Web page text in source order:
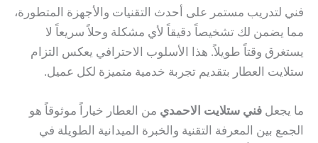
فني لتدريب مستمر على أحدث التقنيات والأجهزة المتطورة،
مما يضمن لك تشخيصاً دقيقاً لأي مشكلة وحلاً سريعاً لا
يستغرق وقتاً طويلاً. هذا الأسلوب الاحترافي يعكس التزام
ستلايت العطار بتقديم تجربة خدمية متميزة لكل عميل.
ما يجعل فني ستلايت الاحمدي من العطار خياراً موثوقاً هو
الجمع بين المعرفة التقنية والخبرة الميدانية الطويلة في